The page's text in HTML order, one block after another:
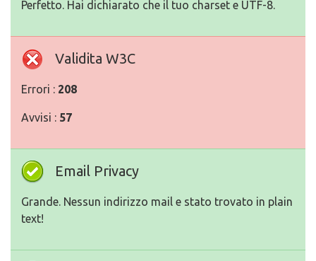
Perfetto. Hai dichiarato che il tuo charset e UTF-8.
Validita W3C
Errori : 208
Avvisi : 57
Email Privacy
Grande. Nessun indirizzo mail e stato trovato in plain
text!